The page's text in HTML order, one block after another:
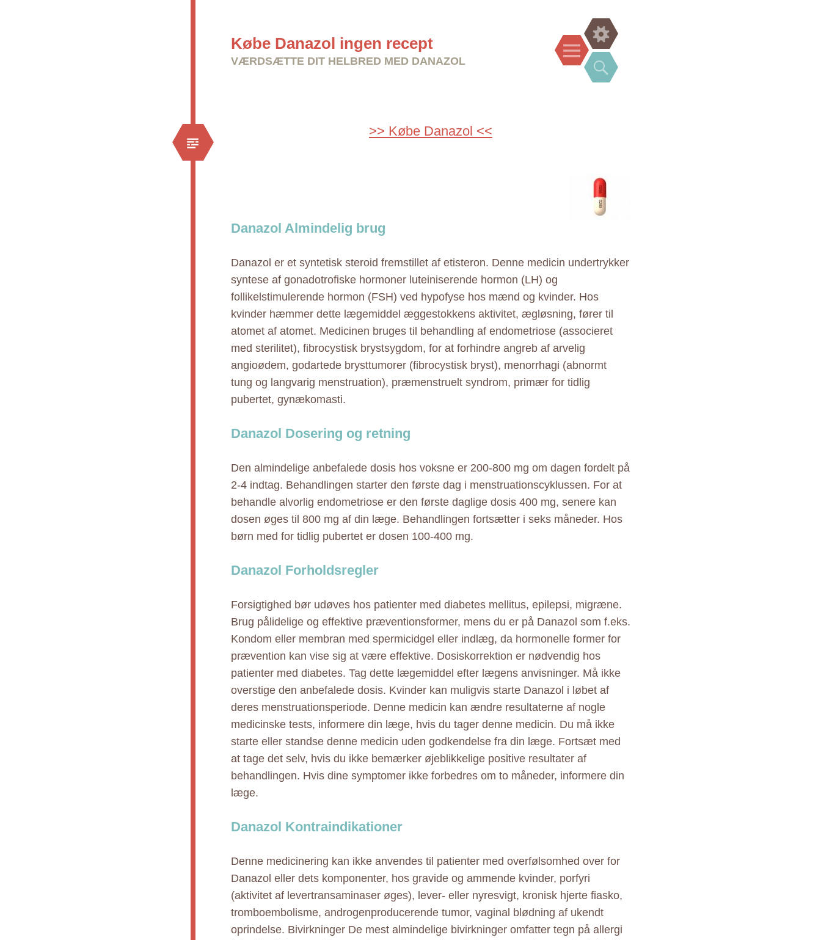
Købe Danazol ingen recept
VÆRDSÆTTE DIT HELBRED MED DANAZOL
Menu
Widgets
Search
>> Købe Danazol <<
Danazol Almindelig brug
Danazol er et syntetisk steroid fremstillet af etisteron. Denne medicin undertrykker
syntese af gonadotrofiske hormoner luteiniserende hormon (LH) og
follikelstimulerende hormon (FSH) ved hypofyse hos mænd og kvinder. Hos
kvinder hæmmer dette lægemiddel æggestokkens aktivitet, ægløsning, fører til
atomet af atomet. Medicinen bruges til behandling af endometriose (associeret
med sterilitet), fibrocystisk brystsygdom, for at forhindre angreb af arvelig
angioødem, godartede brysttumorer (fibrocystisk bryst), menorrhagi (abnormt
tung og langvarig menstruation), præmenstruelt syndrom, primær for tidlig
pubertet, gynækomasti.
Danazol Dosering og retning
Den almindelige anbefalede dosis hos voksne er 200-800 mg om dagen fordelt på
2-4 indtag. Behandlingen starter den første dag i menstruationscyklussen. For at
behandle alvorlig endometriose er den første daglige dosis 400 mg, senere kan
dosen øges til 800 mg af din læge. Behandlingen fortsætter i seks måneder. Hos
børn med for tidlig pubertet er dosen 100-400 mg.
Danazol Forholdsregler
Forsigtighed bør udøves hos patienter med diabetes mellitus, epilepsi, migræne.
Brug pålidelige og effektive præventionsformer, mens du er på Danazol som f.eks.
Kondom eller membran med spermicidgel eller indlæg, da hormonelle former for
prævention kan vise sig at være effektive. Dosiskorrektion er nødvendig hos
patienter med diabetes. Tag dette lægemiddel efter lægens anvisninger. Må ikke
overstige den anbefalede dosis. Kvinder kan muligvis starte Danazol i løbet af
deres menstruationsperiode. Denne medicin kan ændre resultaterne af nogle
medicinske tests, informere din læge, hvis du tager denne medicin. Du må ikke
starte eller standse denne medicin uden godkendelse fra din læge. Fortsæt med
at tage det selv, hvis du ikke bemærker øjeblikkelige positive resultater af
behandlingen. Hvis dine symptomer ikke forbedres om to måneder, informere din
læge.
Danazol Kontraindikationer
Denne medicinering kan ikke anvendes til patienter med overfølsomhed over for
Danazol eller dets komponenter, hos gravide og ammende kvinder, porfyri
(aktivitet af levertransaminaser øges), lever- eller nyresvigt, kronisk hjerte fiasko,
tromboembolisme, androgenproducerende tumor, vaginal blødning af ukendt
oprindelse. Bivirkninger De mest almindelige bivirkninger omfatter tegn på allergi